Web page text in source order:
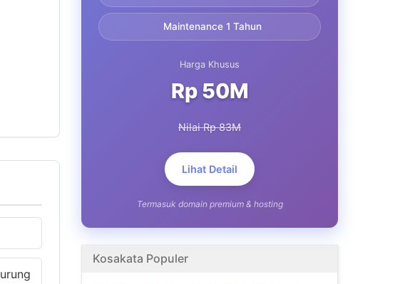
Maintenance 1 Tahun
Harga Khusus
Rp 50M
Nilai Rp 83M
Lihat Detail
Termasuk domain premium & hosting
Kosakata Populer